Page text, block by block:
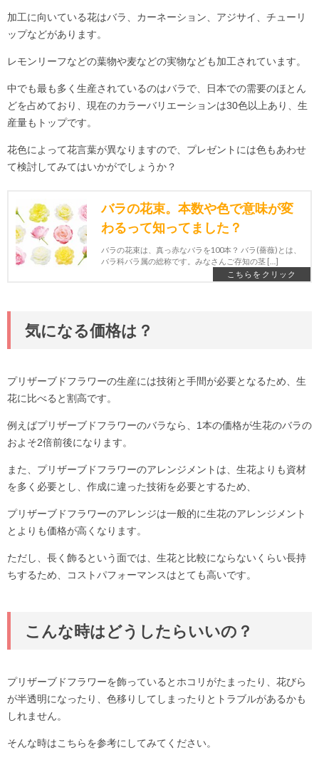
加工に向いている花はバラ、カーネーション、アジサイ、チューリ
ップなどがあります。
レモンリーフなどの葉物や麦などの実物なども加工されています。
中でも最も多く生産されているのはバラで、日本での需要のほとん
どを占めており、現在のカラーバリエーションは30色以上あり、生
産量もトップです。
花色によって花言葉が異なりますので、プレゼントには色もあわせ
て検討してみてはいかがでしょうか？
バラの花束。本数や色で意味が変
わるって知ってました？
バラの花束は、真っ赤なバラを100本？ バラ(薔薇)とは、
バラ科バラ属の総称です。みなさんご存知の茎 […]
気になる価格は？
プリザーブドフラワーの生産には技術と手間が必要となるため、生
花に比べると割高です。
例えばプリザーブドフラワーのバラなら、1本の価格が生花のバラの
およそ2倍前後になります。
また、プリザーブドフラワーのアレンジメントは、生花よりも資材
を多く必要とし、作成に違った技術を必要とするため、
プリザーブドフラワーのアレンジは一般的に生花のアレンジメント
とよりも価格が高くなります。
ただし、長く飾るという面では、生花と比較にならないくらい長持
ちするため、コストパフォーマンスはとても高いです。
こんな時はどうしたらいいの？
プリザーブドフラワーを飾っているとホコリがたまったり、花びら
が半透明になったり、色移りしてしまったりとトラブルがあるかも
しれません。
そんな時はこちらを参考にしてみてください。